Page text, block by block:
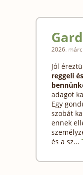
2026.
Jól
reggeli
adagot
Egy
szobát
ennek
és a sz...